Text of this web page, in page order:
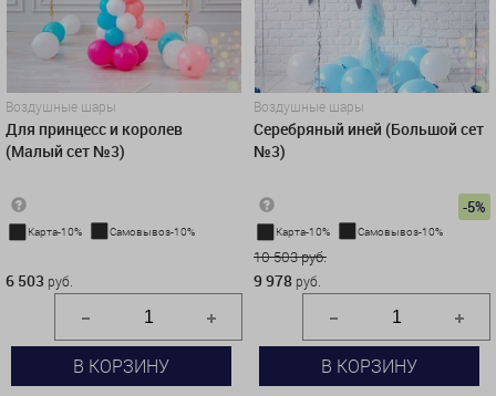
Воздушные шары
Для принцесс и королев
(Малый сет №3)
Карта-10% Самовывоз-10%
6 503 руб.
В КОРЗИНУ
Воздушные шары
Серебряный иней (Большой сет
№3)
-5%
Карта-10% Самовывоз-10%
10 503 руб.
9 978 руб.
В КОРЗИНУ